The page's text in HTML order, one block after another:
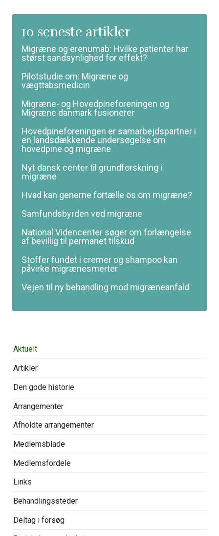
10 seneste artikler
Migræne og erenumab: Hvilke patienter har
størst sandsynlighed for effekt?
Pilotstudie om: Migræne og
vægttabsmedicin
Migræne- og Hovedpineforeningen og
Migræne danmark fusionerer
Hovedpineforeningen er samarbejdspartner i
en landsdækkende undersøgelse om
hovedpine og migræne
Nyt dansk center til grundforskning i
migræne
Hvad kan generne fortælle os om migræne?
Samfundsbyrden ved migræne
National Videncenter søger om forlængelse
af bevillig til permanet tilskud
Stoffer fundet i cremer og shampoo kan
påvirke migræne­smerter
Vejen til ny behandling mod migræneanfald
Overspring
navigationen
Aktuelt
Artikler
Den gode historie
Arrangementer
Afholdte arrangementer
Medlemsblade
Medlemsfordele
Links
Behandlingssteder
Deltag i forsøg